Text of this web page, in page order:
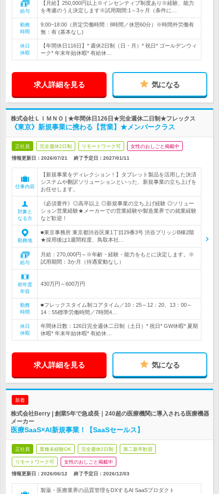
給与
【月給】250,000円以上※インセンティブ制度あり※経験、能力
を考慮のうえ決定します※試用期間:1～3ヶ月（条件に…
勤務
時間
9:00~18:00（所定労働時間：8時間／休憩60分）※時間外労働有
無：有 (基本なし)
休日
休暇
【年間休日116日】* 週休2日制（日・月）* 祝日* ゴールデンウィ
ーク* 年末年始休暇* 有給休…
求人詳細を見る 気になる
株式会社ＬＩＭＮＯ | ★年間休日126日★完全週休二日制★フレックス
《東京》新規事業に携わる【営業】★メンバークラス
正社員 完全週休2日制 リモートワーク可 女性のおしごと掲載中
情報更新日：2026/07/21 終了予定日： 2027/01/11
仕事内容
【新規事業をディレクション！】タブレット製品を活用した決済
システムや翻訳ソリューションといった、新規事業の立ち上げを
お任せします。
対象と
なる方
《必須要件》◎高卒以上 ◎新規事業の立ち上げ経験 ◎ソリュー
ション営業経験★メーカーでの営業経験や製造業界での就業経験
など歓迎！
勤務地
■東京事務所 東京都渋谷区東1丁目29番3号 渋谷ブリッジB棟2階
★採用後は1週間程度、鳥取本社…
給与
月給：270,000円～※年齢・経験・能力をもとに決定します。※
試用期間：3か月（待遇変動なし）
初年度
年収
430万円～600万円
勤務
時間
■フレックスタイム制コアタイム／10：25～12：20、13：00～
14：55標準労働時間／7時間4…
休日
休暇
年間休日数：126日完全週休二日制（土日）* 祝日* GW休暇* 夏期
休暇* 年末年始休暇* 有給休…
求人詳細を見る 気になる
新着
株式会社Berry | 創業5年で急成長｜240超の医療機関に導入される医療機器
メーカー
医療SaaS×AI新規事業！【SaaSセールス】
正社員 業種未経験OK 完全週休2日制 第二新卒歓迎
リモートワーク可 女性のおしごと掲載中
情報更新日：2026/06/12 終了予定日： 2026/12/03
製薬・医療業界の品質管理をDXするAI SaaSプロダクト